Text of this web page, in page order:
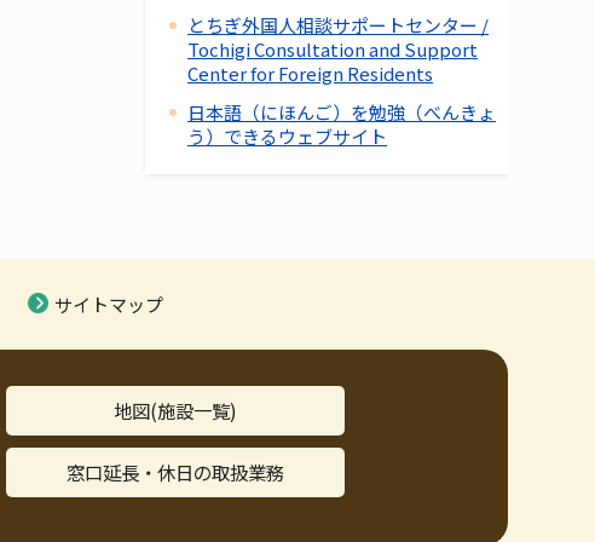
とちぎ外国人相談サポートセンター /
Tochigi Consultation and Support
Center for Foreign Residents
日本語（にほんご）を勉強（べんきょ
う）できるウェブサイト
サイトマップ
地図(施設一覧)
窓口延長・休日の取扱業務